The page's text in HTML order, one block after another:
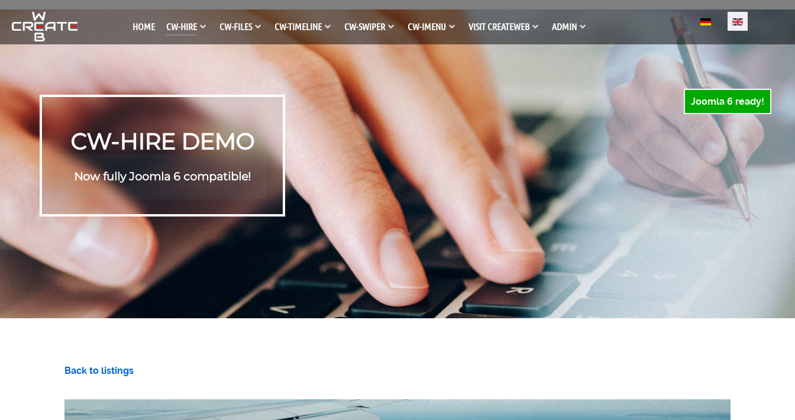
HOME CW-HIRE CW-FILES CW-TIMELINE CW-SWIPER CW-IMENU VISIT CREATEWEB ADMIN
Select your language
CW-HIRE DEMO
Now fully Joomla 6 compatible!
Joomla 6 ready!
Back to listings